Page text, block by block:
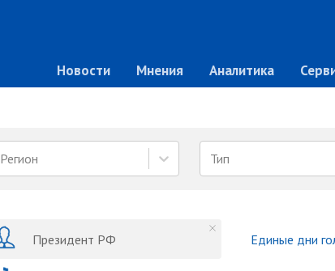
Новости Мнения Аналитика
Регион Тип
Президент РФ Единые дни